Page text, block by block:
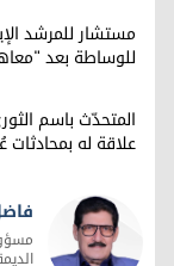
مستشار للمرشد
للوساطة بعد
المتحدّث باسم
علاقة له بمحادثات